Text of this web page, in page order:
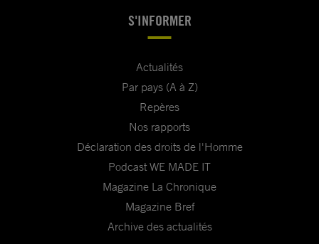
S'INFORMER
Actualités
Par pays (A à Z)
Repères
Nos rapports
Déclaration des droits de l'Homme
Podcast WE MADE IT
Magazine La Chronique
Magazine Bref
Archive des actualités